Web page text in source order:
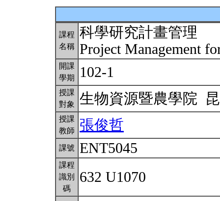
課程
名稱
科學研究計畫管理
Project Management
開課
學期
102-1
授課
對象
生物資源暨農學院
授課
教師
張俊哲
課號 ENT5045
課程
識別
碼
632 U1070